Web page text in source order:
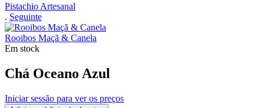
Pistachio Artesanal
. Seguinte
Rooibos Maçã & Canela
Em stock
Chá Oceano Azul
Iniciar sessão para ver os preços